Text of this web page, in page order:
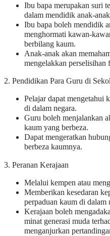
Ibu bapa merupakan suri
dalam mendidik anak-
Ibu bapa boleh mendidik
menghormati kawan-
berbilang kaum.
Anak-anak akan
mengelakkan perselisihan
2. Pendidikan Para Guru di
Pelajar dapat mengetahui
di dalam negara.
Guru boleh menjalankan
kaum yang berbeza.
Dapat mengeratkan
berbeza kaumnya.
3. Peranan Kerajaan
Melalui kempen atau
Memberikan kesedaran
perpaduan kaum di dalam
Kerajaan boleh
minat generasi muda
menganjurkan